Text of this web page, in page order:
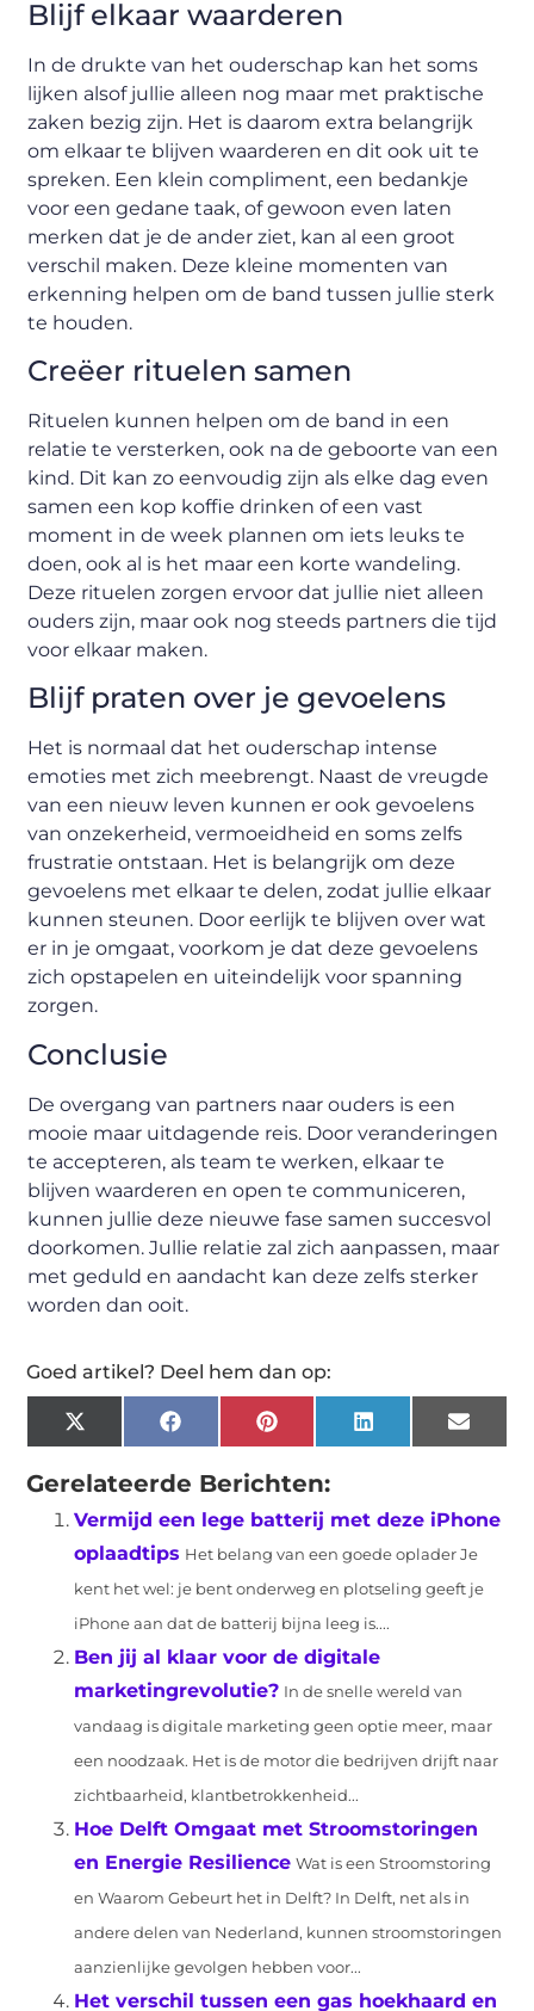
Blijf elkaar waarderen
In de drukte van het ouderschap kan het soms
lijken alsof jullie alleen nog maar met praktische
zaken bezig zijn. Het is daarom extra belangrijk
om elkaar te blijven waarderen en dit ook uit te
spreken. Een klein compliment, een bedankje
voor een gedane taak, of gewoon even laten
merken dat je de ander ziet, kan al een groot
verschil maken. Deze kleine momenten van
erkenning helpen om de band tussen jullie sterk
te houden.
Creëer rituelen samen
Rituelen kunnen helpen om de band in een
relatie te versterken, ook na de geboorte van een
kind. Dit kan zo eenvoudig zijn als elke dag even
samen een kop koffie drinken of een vast
moment in de week plannen om iets leuks te
doen, ook al is het maar een korte wandeling.
Deze rituelen zorgen ervoor dat jullie niet alleen
ouders zijn, maar ook nog steeds partners die tijd
voor elkaar maken.
Blijf praten over je gevoelens
Het is normaal dat het ouderschap intense
emoties met zich meebrengt. Naast de vreugde
van een nieuw leven kunnen er ook gevoelens
van onzekerheid, vermoeidheid en soms zelfs
frustratie ontstaan. Het is belangrijk om deze
gevoelens met elkaar te delen, zodat jullie elkaar
kunnen steunen. Door eerlijk te blijven over wat
er in je omgaat, voorkom je dat deze gevoelens
zich opstapelen en uiteindelijk voor spanning
zorgen.
Conclusie
De overgang van partners naar ouders is een
mooie maar uitdagende reis. Door veranderingen
te accepteren, als team te werken, elkaar te
blijven waarderen en open te communiceren,
kunnen jullie deze nieuwe fase samen succesvol
doorkomen. Jullie relatie zal zich aanpassen, maar
met geduld en aandacht kan deze zelfs sterker
worden dan ooit.
Goed artikel? Deel hem dan op:
X
(Twitter)
FacebookPinterestLinkedIn Email
Gerelateerde Berichten:
Vermijd een lege batterij met deze iPhone
oplaadtips Het belang van een goede oplader Je
kent het wel: je bent onderweg en plotseling geeft je
iPhone aan dat de batterij bijna leeg is....
Ben jij al klaar voor de digitale
marketingrevolutie? In de snelle wereld van
vandaag is digitale marketing geen optie meer, maar
een noodzaak. Het is de motor die bedrijven drijft naar
zichtbaarheid, klantbetrokkenheid...
Hoe Delft Omgaat met Stroomstoringen
en Energie Resilience Wat is een Stroomstoring
en Waarom Gebeurt het in Delft? In Delft, net als in
andere delen van Nederland, kunnen stroomstoringen
aanzienlijke gevolgen hebben voor...
Het verschil tussen een gas hoekhaard en